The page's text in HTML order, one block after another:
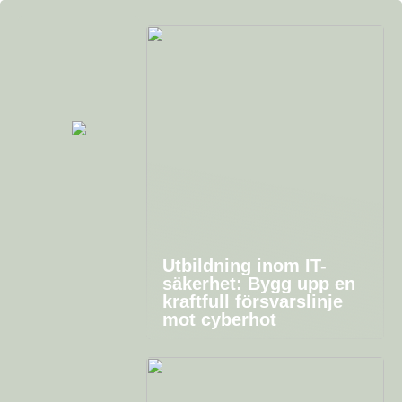
Utbildning inom IT-
säkerhet: Bygg upp en
kraftfull försvarslinje
mot cyberhot